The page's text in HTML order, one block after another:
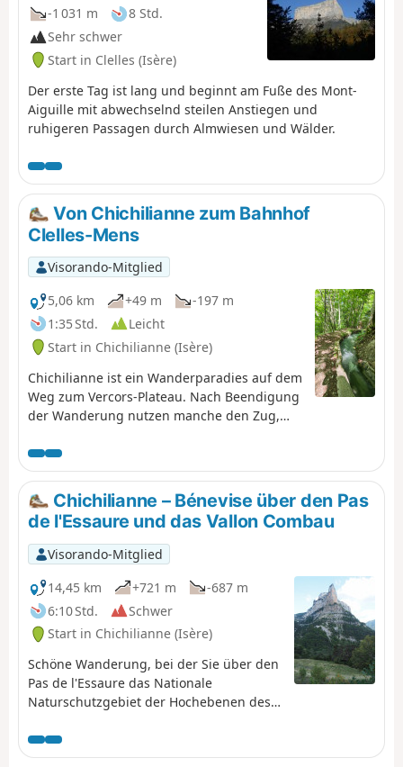
-1 031 m
8 Std.
Sehr schwer
Start in Clelles (Isère)
Der erste Tag ist lang und beginnt am Fuße des Mont-
Aiguille mit abwechselnd steilen Anstiegen und
ruhigeren Passagen durch Almwiesen und Wälder.
Von Chichilianne zum Bahnhof
Clelles-Mens
Visorando-Mitglied
5,06 km
+49 m
-197 m
1:35 Std.
Leicht
Start in Chichilianne (Isère)
Chichilianne ist ein Wanderparadies auf dem
Weg zum Vercors-Plateau. Nach Beendigung
der Wanderung nutzen manche den Zug,
Wanderer wissen, dass man von Chichilianne
oder La Richardière aus in weniger als zwei
Stunden den Bahnhof von Clelles erreichen
kann, indem man fast drei Kilometer lang
einem Bewässerungskanal folgt. Diese
Rückwanderung nach Clelles kann auch in
umgekehrter Richtung zurückgelegt werden,
wenn Sie Ihre Tour beginnen.
Chichilianne – Bénevise über den Pas
de l'Essaure und das Vallon Combau
Visorando-Mitglied
14,45 km
+721 m
-687 m
6:10 Std.
Schwer
Start in Chichilianne (Isère)
Schöne Wanderung, bei der Sie über den
Pas de l'Essaure das Nationale
Naturschutzgebiet der Hochebenen des
der Drôme durch eine der schönsten
Landschaften des Vercors, das Vallon